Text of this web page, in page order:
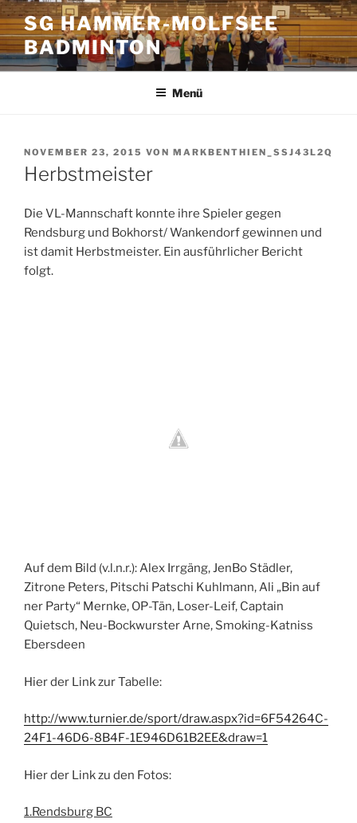
Zum
Inhalt
springen
SG HAMMER-MOLFSEE
BADMINTON
Menü
VERÖFFENTLICHT
AM
NOVEMBER 23, 2015 VON MARKBENTHIEN_SSJ43L2Q
Herbstmeister
Die VL-Mannschaft konnte ihre Spieler gegen
Rendsburg und Bokhorst/ Wankendorf gewinnen und
ist damit Herbstmeister. Ein ausführlicher Bericht
folgt.
Auf dem Bild (v.l.n.r.): Alex Irrgäng, JenBo Städler,
Zitrone Peters, Pitschi Patschi Kuhlmann, Ali „Bin auf
ner Party“ Mernke, OP-Tän, Loser-Leif, Captain
Quietsch, Neu-Bockwurster Arne, Smoking-Katniss
Ebersdeen
Hier der Link zur Tabelle:
http://www.turnier.de/sport/draw.aspx?id=6F54264C-
24F1-46D6-8B4F-1E946D61B2EE&draw=1
Hier der Link zu den Fotos:
1.Rendsburg BC